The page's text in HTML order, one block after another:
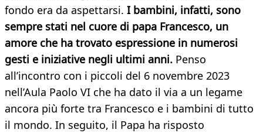
fondo era da aspettarsi. I bambini, infatti, sono
sempre stati nel cuore di papa Francesco, un
amore che ha trovato espressione in numerosi
gesti e iniziative negli ultimi anni. Penso
all’incontro con i piccoli del 6 novembre 2023
nell’Aula Paolo VI che ha dato il via a un legame
ancora più forte tra Francesco e i bambini di tutto
il mondo. In seguito, il Papa ha risposto